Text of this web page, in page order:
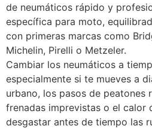
de neumáticos rápido y
específica para moto,
con primeras marcas como
Michelin, Pirelli o Metzeler.
Cambiar los neumáticos a
especialmente si te mueves a
urbano, los pasos de peatones
frenadas imprevistas o el calor
desgastar antes de tiempo las